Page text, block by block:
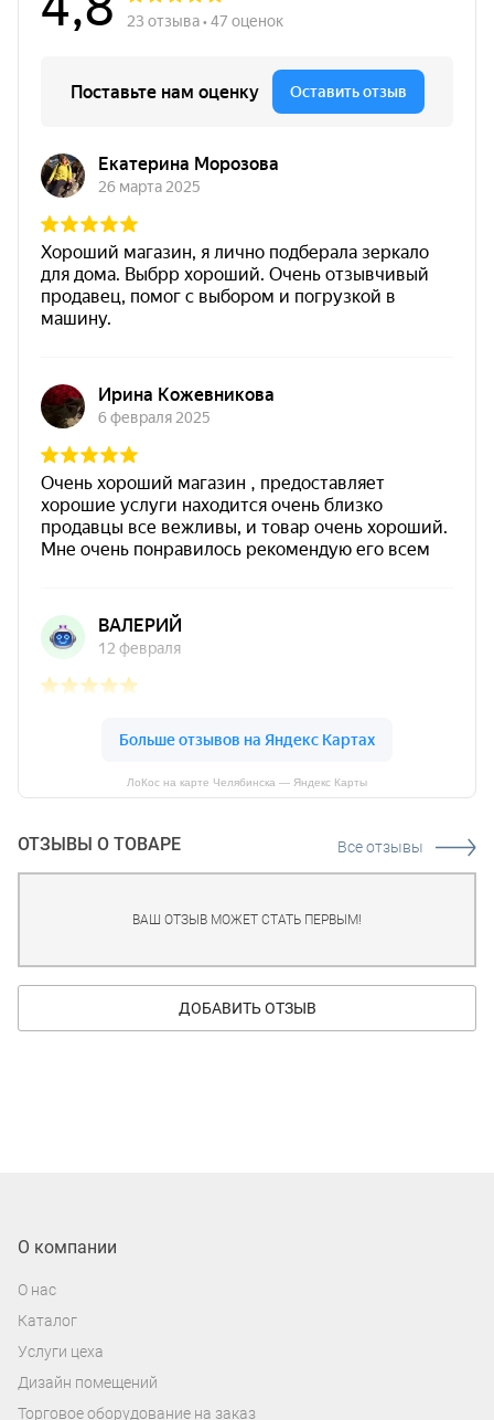
ЛоКос на карте Челябинска — Яндекс Карты
ОТЗЫВЫ О ТОВАРЕ Все отзывы
ВАШ ОТЗЫВ МОЖЕТ СТАТЬ ПЕРВЫМ!
ДОБАВИТЬ ОТЗЫВ
О компании
О нас
Каталог
Услуги цеха
Дизайн помещений
Торговое оборудование на заказ